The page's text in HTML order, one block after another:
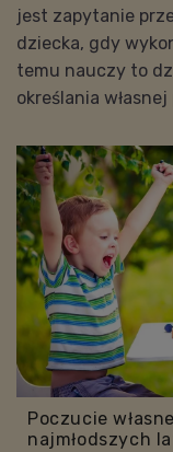
jest zapytanie
dziecka, gdy
temu nauczy to
określania
Poczucie
najmłodszych